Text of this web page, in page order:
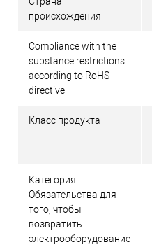
происхождения
Compliance with the
substance restrictions
according to RoHS
directive
Класс продукта
Категория
Обязательства для
того, чтобы
возвратить
электрооборудование